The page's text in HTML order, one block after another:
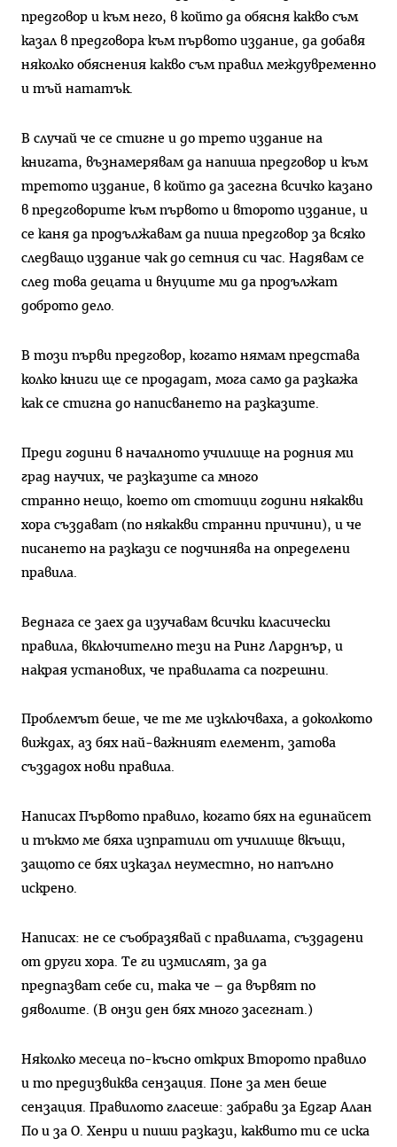
предговор и към него, в който да обясня какво съм
казал в предговора към първото издание, да добавя
няколко обяснения какво съм правил междувременно
и тъй нататък.
В случай че се стигне и до трето издание на
книгата, възнамерявам да напиша предговор и към
третото издание, в който да засегна всичко казано
в предговорите към първото и второто издание, и
се каня да продължавам да пиша предговор за всяко
следващо издание чак до сетния си час. Надявам се
след това децата и внуците ми да продължат
доброто дело.
В този първи предговор, когато нямам представа
колко книги ще се продадат, мога само да разкажа
как се стигна до написването на разказите.
Преди години в началното училище на родния ми
град научих, че разказите са много
странно нещо, което от стотици години някакви
хора създават (по някакви странни причини), и че
писането на разкази се подчинява на определени
правила.
Веднага се заех да изучавам всички класически
правила, включително тези на Ринг Ларднър, и
накрая установих, че правилата са погрешни.
Проблемът беше, че те ме изключваха, а доколкото
виждах, аз бях най-важният елемент, затова
създадох нови правила.
Написах Първото правило, когато бях на единайсет
и тъкмо ме бяха изпратили от училище вкъщи,
защото се бях изказал неуместно, но напълно
искрено.
Написах: не се съобразявай с правилата, създадени
от други хора. Те ги измислят, за да
предпазват себе си, така че – да вървят по
дяволите. (В онзи ден бях много засегнат.)
Няколко месеца по-късно открих Второто правило
и то предизвиква сензация. Поне за мен беше
сензация. Правилото гласеше: забрави за Едгар Алан
По и за О. Хенри и пиши разкази, каквито ти се иска